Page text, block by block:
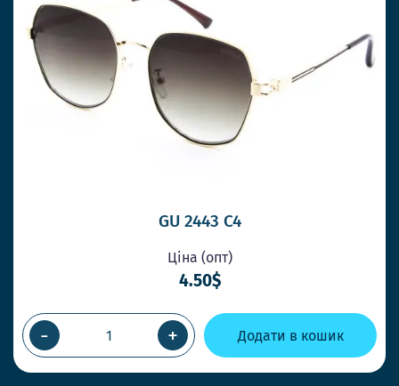
GU 2443 C4
Ціна (опт)
4.50$
- + Додати в кошик